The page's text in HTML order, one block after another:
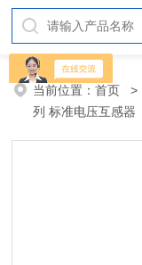
当前位置：首页 >
列 标准电压互感器